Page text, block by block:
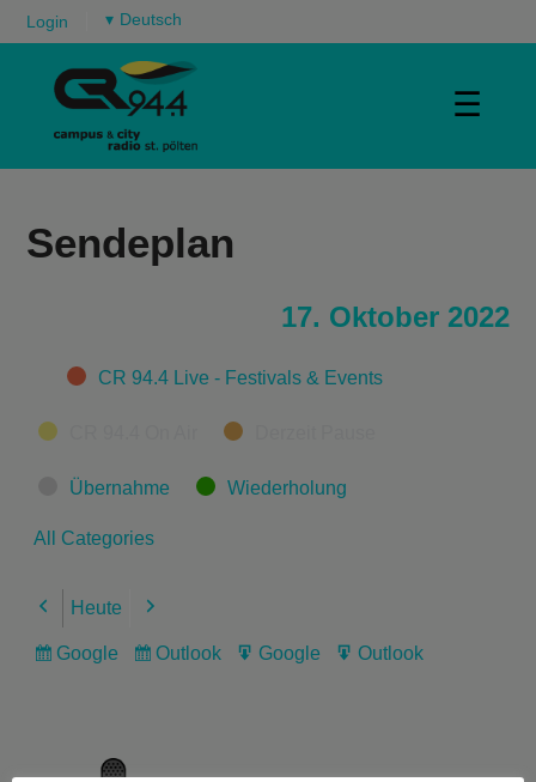
Login ▾
☰
Sendeplan
17. Oktober 2022
CategoriesCR 94.4 Live - Festivals & Events
Übernahme Wiederholung
All Categories
Previous
Heute Next
Subscribe
Google
Subscribe
Outlook
Export
Google
Export
Outlook